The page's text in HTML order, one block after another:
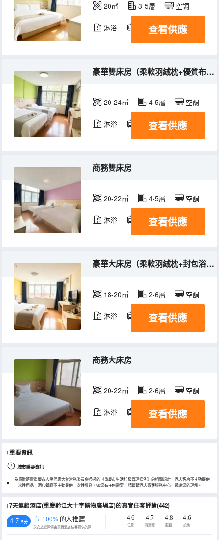
20㎡ 3-5層 空調
淋浴 電視機
查看供應
豪華雙床房（柔軟羽絨枕+優質布草+明亮外窗）
20-24㎡ 4-5層 空調
淋浴 電視機
查看供應
商務雙床房
20-22㎡ 4-5層 空調
淋浴 電視機
查看供應
豪華大床房（柔軟羽絨枕+封包浴巾+好眠床墊）
18-20㎡ 2-6層 空調
淋浴 電視機
查看供應
商務大床房
20-22㎡ 2-6層 空調
淋浴 電視機
查看供應
重要資訊
城市重要資訊
為貫徹落實重慶市人民代表大會常務委員會通過的《重慶市生活垃圾管理條例》的相關規定，酒店客房不主動提供
一次性用品；酒店餐廳不主動提供一次性餐具。如您有任何需要，請聯繫酒店賓客服務中心，感謝您的理解。
7天連鎖酒店(重慶黔江大十字購物廣場店)的真實住客評論(442)
4.7 /5分 100% 的人推薦
永安旅遊評價由真實酒店住客提供的評價。
4.6
位置
4.7
清潔度
4.8
服務
4.6
設施